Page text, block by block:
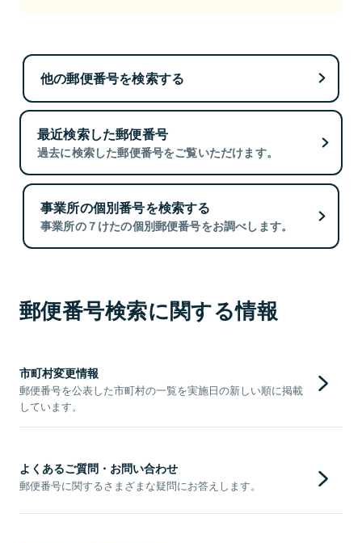
他の郵便番号を検索する
最近検索した郵便番号
過去に検索した郵便番号をご覧いただけます。
事業所の個別番号を検索する
事業所の７けたの個別郵便番号をお調べします。
郵便番号検索に関する情報
市町村変更情報
郵便番号を公表した市町村の一覧を実施日の新しい順に掲載
しています。
よくあるご質問・お問い合わせ
郵便番号に関するさまざまな疑問にお答えします。